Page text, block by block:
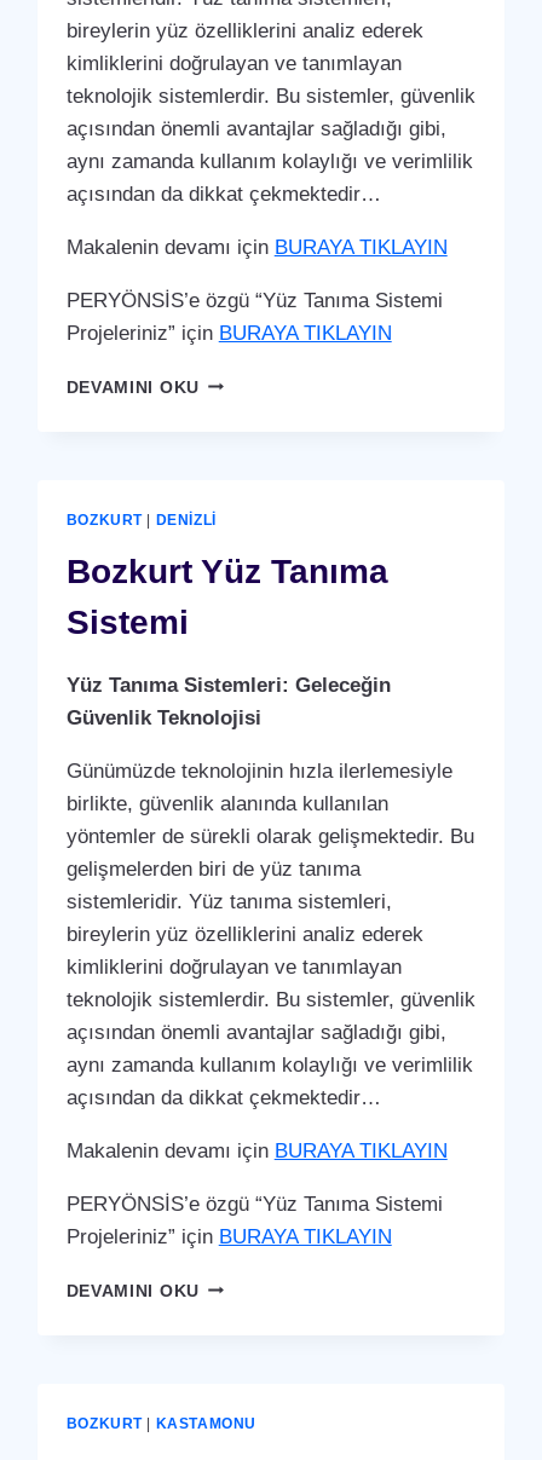
bireylerin yüz özelliklerini analiz ederek
kimliklerini doğrulayan ve tanımlayan
teknolojik sistemlerdir. Bu sistemler, güvenlik
açısından önemli avantajlar sağladığı gibi,
aynı zamanda kullanım kolaylığı ve verimlilik
açısından da dikkat çekmektedir…
Makalenin devamı için BURAYA TIKLAYIN
PERYÖNSİS’e özgü “Yüz Tanıma Sistemi
Projeleriniz” için BURAYA TIKLAYIN
DEVAMINI OKUBOZKURT
BOZKURT| DENIZLI
Bozkurt Yüz Tanıma
Sistemi
Yüz Tanıma Sistemleri: Geleceğin
Güvenlik Teknolojisi
Günümüzde teknolojinin hızla ilerlemesiyle
birlikte, güvenlik alanında kullanılan
yöntemler de sürekli olarak gelişmektedir. Bu
gelişmelerden biri de yüz tanıma
sistemleridir. Yüz tanıma sistemleri,
bireylerin yüz özelliklerini analiz ederek
kimliklerini doğrulayan ve tanımlayan
teknolojik sistemlerdir. Bu sistemler, güvenlik
açısından önemli avantajlar sağladığı gibi,
aynı zamanda kullanım kolaylığı ve verimlilik
açısından da dikkat çekmektedir…
Makalenin devamı için BURAYA TIKLAYIN
PERYÖNSİS’e özgü “Yüz Tanıma Sistemi
Projeleriniz” için BURAYA TIKLAYIN
DEVAMINI OKUBOZKURT
BOZKURT| KASTAMONU